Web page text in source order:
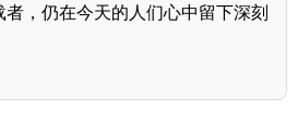
，仍在今天的人们心中留下深刻